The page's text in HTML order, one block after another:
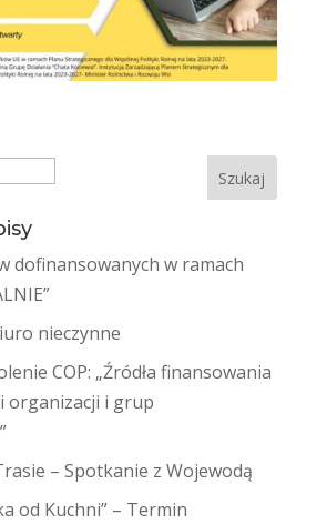
dofinansowanych w ramach
nieczynne
COP: „Źródła finansowania
organizacji i grup
– Spotkanie z Wojewodą
od Kuchni” – Termin